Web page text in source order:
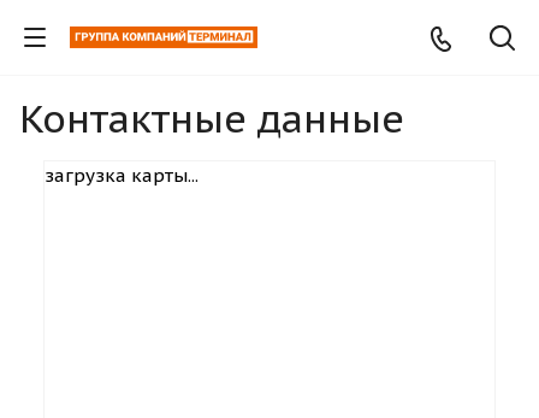
Контактные данные
загрузка карты...